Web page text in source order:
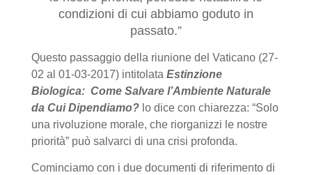
condizioni di cui abbiamo goduto in
passato.”
Questo passaggio della riunione del Vaticano (27-
02 al 01-03-2017) intitolata Estinzione
Biologica: Come Salvare l’Ambiente Naturale
da Cui Dipendiamo? lo dice con chiarezza: “Solo
una rivoluzione morale, che riorganizzi le nostre
priorità” può salvarci di una crisi profonda.
Cominciamo con i due documenti di riferimento di